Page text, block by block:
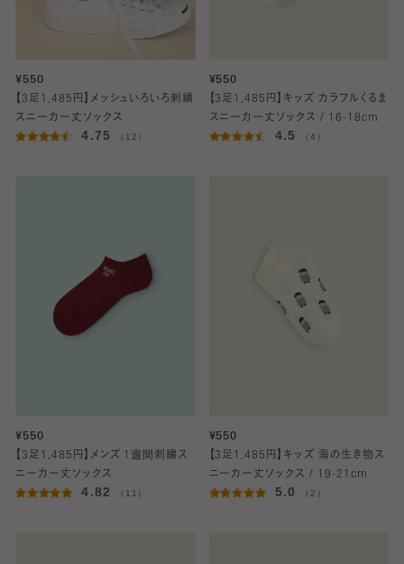
¥550
【3足1,485円】メッシュいろいろ刺繍
スニーカー丈ソックス
4.75 （12）
¥550
【3足1,485円】キッズ カラフルくるま
スニーカー丈ソックス / 16-18cm
4.5 （4）
¥550
【3足1,485円】メンズ 1週間刺繍ス
ニーカー丈ソックス
4.82 （11）
¥550
【3足1,485円】キッズ 海の生き物ス
ニーカー丈ソックス / 19-21cm
5.0 （2）